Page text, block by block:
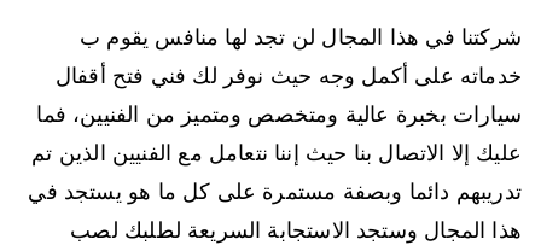
شركتنا في هذا المجال لن تجد لها منافس يقوم ب
خدماته على أكمل وجه حيث نوفر لك فني فتح أقفال
سيارات بخبرة عالية ومتخصص ومتميز من الفنيين، فما
عليك إلا الاتصال بنا حيث إننا نتعامل مع الفنيين الذين تم
تدريبهم دائما وبصفة مستمرة على كل ما هو يستجد في
هذا المجال وستجد الاستجابة السريعة لطلبك لصب